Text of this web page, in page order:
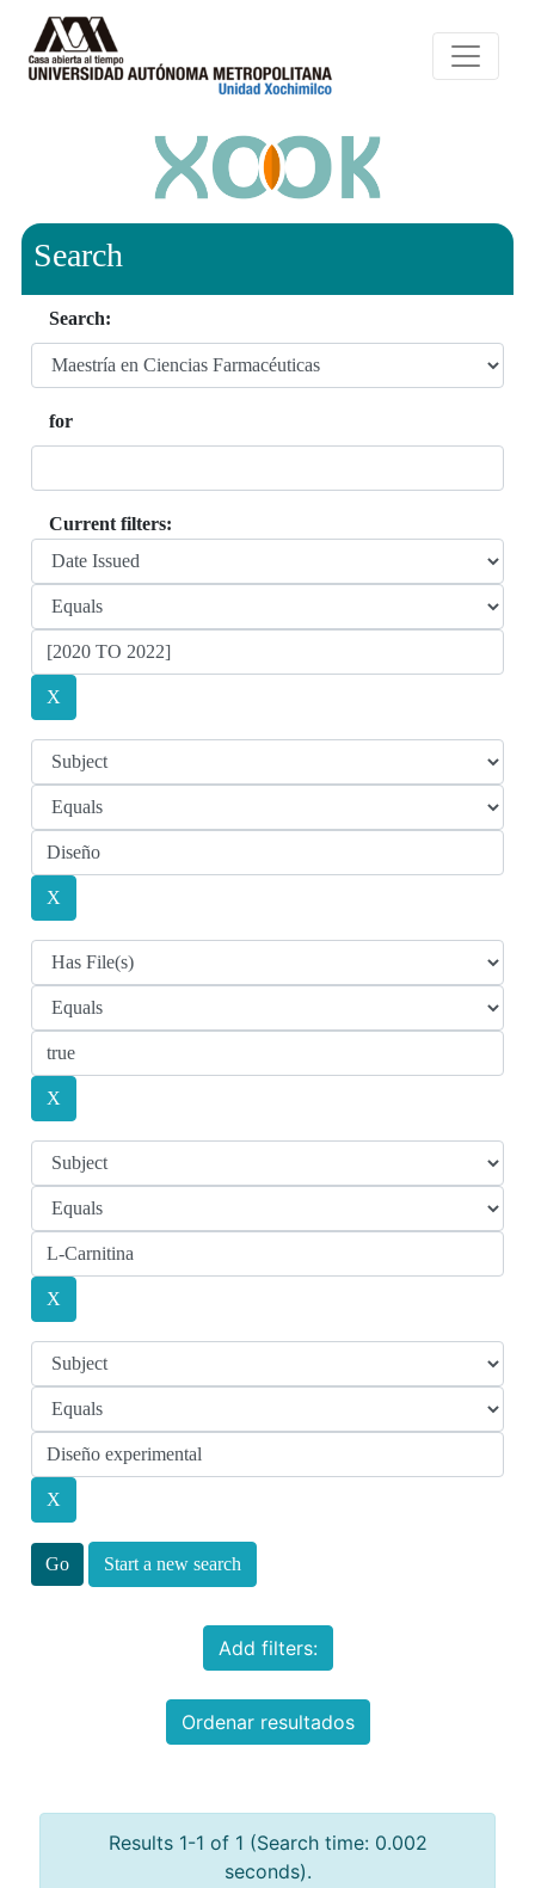
Search
Search:
for
Current filters:
Start a new search
Add filters:
Ordenar resultados
Results 1-1 of 1 (Search time: 0.002
seconds).